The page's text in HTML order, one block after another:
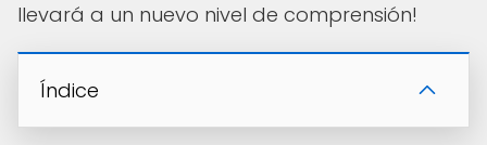
llevará a un nuevo nivel de comprensión!
Índice